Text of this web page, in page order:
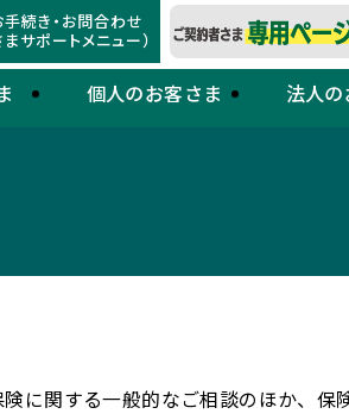
続き・お問合わせ
まサポートメニュー）
個人のお客さま 法人
に関する一般的なご相談のほか、保